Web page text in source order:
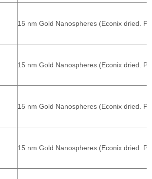
15 nm Gold Nanospheres (Econix dried.
15 nm Gold Nanospheres (Econix dried.
15 nm Gold Nanospheres (Econix dried.
15 nm Gold Nanospheres (Econix dried.